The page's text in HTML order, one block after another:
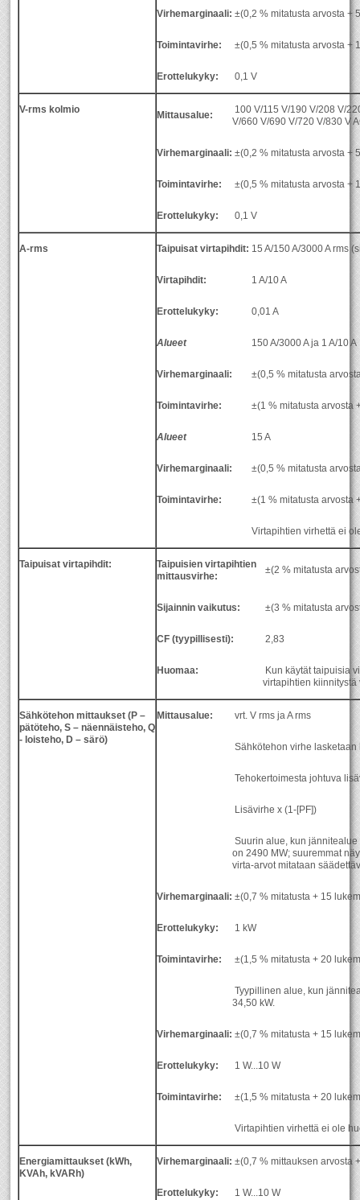
Virhemarginaali: ±(0,2 % mitatusta arvosta +
Toimintavirhe: ±(0,5 % mitatusta arvosta +
Erottelukyky: 0,1 V
V-rms kolmio Mittausalue:
100 V/115 V/190 V/208 V/
V/660 V/690 V/720 V/830 V
Virhemarginaali: ±(0,2 % mitatusta arvosta +
Toimintavirhe: ±(0,5 % mitatusta arvosta +
Erottelukyky: 0,1 V
A-rms Taipuisat virtapihdit: 15 A/150 A/3000 A rms
Virtapihdit: 1 A/10 A
Erottelukyky: 0,01 A
Alueet 150 A/3000 A ja 1 A/10 A
Virhemarginaali: ±(0,5 % mitatusta
Toimintavirhe: ±(1 % mitatusta arvosta
Alueet 15 A
Virhemarginaali: ±(0,5 % mitatusta
Toimintavirhe: ±(1 % mitatusta arvosta
Virtapihtien virhettä ei
Taipuisat virtapihdit:
Taipuisien virtapihtien
mittausvirhe:
±(2 % mitatusta
Sijainnin vaikutus: ±(3 % mitatusta
CF (tyypillisesti): 2,83
Huomaa:
Kun käytät taipuisia
virtapihtien kiinnitystä
Sähkötehon mittaukset (P –
pätöteho, S – näennäisteho, Q
- loisteho, D – särö)
Mittausalue: vrt. V rms ja A rms
Sähkötehon virhe
Tehokertoimesta johtuva
Lisävirhe x (1-[PF])
Suurin alue, kun
on 2490 MW; suuremmat
virta-arvot mitataan
Virhemarginaali: ±(0,7 % mitatusta + 15
Erottelukyky: 1 kW
Toimintavirhe: ±(1,5 % mitatusta + 20
Tyypillinen alue, kun
34,50 kW.
Virhemarginaali: ±(0,7 % mitatusta + 15
Erottelukyky: 1 W...10 W
Toimintavirhe: ±(1,5 % mitatusta + 20
Virtapihtien virhettä ei ole
Energiamittaukset (kWh,
KVAh, kVARh)
Virhemarginaali: ±(0,7 % mittauksen arvosta
Erottelukyky: 1 W...10 W